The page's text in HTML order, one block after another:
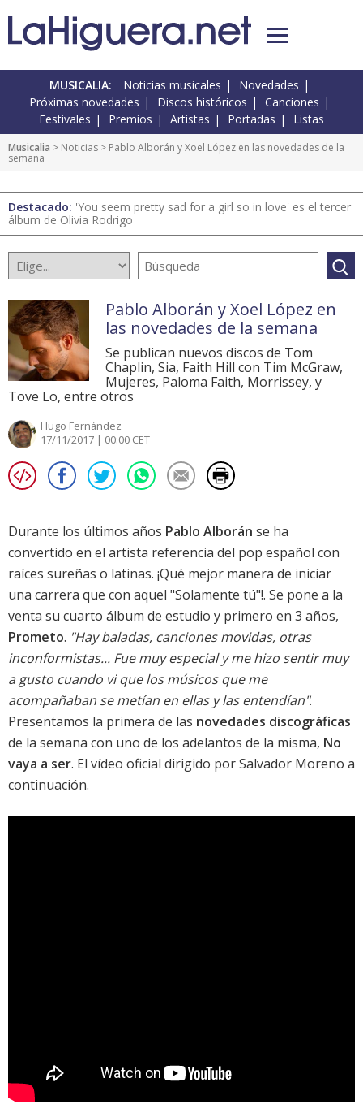
MUSICALIA: Noticias musicales
Novedades
Próximas novedades
Discos históricos
Canciones
Festivales
Premios Artistas Portadas Listas
Musicalia > Noticias > Pablo Alborán y Xoel López en las novedades de la
semana
Destacado: 'You seem pretty sad for a girl so in love' es el tercer
álbum de Olivia Rodrigo
Pablo Alborán y Xoel López en
las novedades de la semana
Se publican nuevos discos de Tom
Chaplin, Sia, Faith Hill con Tim McGraw,
Mujeres, Paloma Faith, Morrissey, y
Tove Lo, entre otros
Hugo Fernández
17/11/2017 | 00:00 CET
Durante los últimos años Pablo Alborán se ha
convertido en el artista referencia del pop español con
raíces sureñas o latinas. ¡Qué mejor manera de iniciar
una carrera que con aquel "Solamente tú"!. Se pone a la
venta su cuarto álbum de estudio y primero en 3 años,
Prometo. "Hay baladas, canciones movidas, otras
inconformistas... Fue muy especial y me hizo sentir muy
a gusto cuando vi que los músicos que me
acompañaban se metían en ellas y las entendían".
Presentamos la primera de las novedades discográficas
de la semana con uno de los adelantos de la misma, No
vaya a ser. El vídeo oficial dirigido por Salvador Moreno a
continuación.